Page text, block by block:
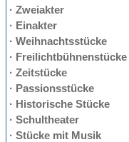
· Zweiakter
· Einakter
· Weihnachtsstücke
· Freilichtbühnenstücke
· Zeitstücke
· Passionsstücke
· Historische Stücke
· Schultheater
· Stücke mit Musik